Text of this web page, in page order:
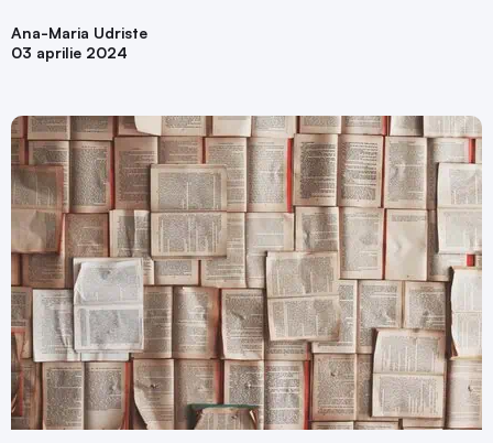
Ana-Maria Udriste
03 aprilie 2024